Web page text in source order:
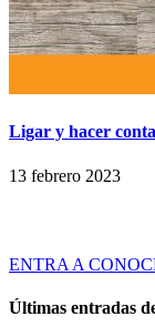
Ligar y hacer
13 febrero 2023
ENTRA A
Últimas entradas